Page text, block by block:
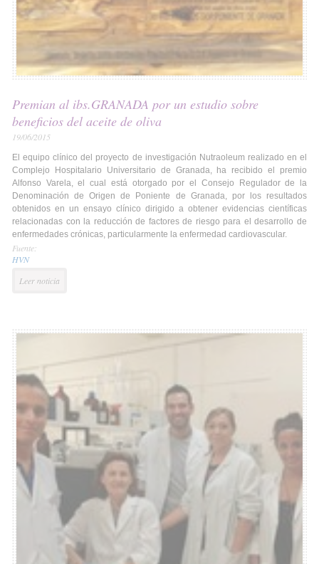
Premian al ibs.GRANADA por un estudio sobre
beneficios del aceite de oliva
19/06/2015
El equipo clínico del proyecto de investigación Nutraoleum realizado en el
Complejo Hospitalario Universitario de Granada, ha recibido el premio
Alfonso Varela, el cual está otorgado por el Consejo Regulador de la
Denominación de Origen de Poniente de Granada, por los resultados
obtenidos en un ensayo clínico dirigido a obtener evidencias científicas
relacionadas con la reducción de factores de riesgo para el desarrollo de
enfermedades crónicas, particularmente la enfermedad cardiovascular.
Fuente:
HVN
Leer noticia